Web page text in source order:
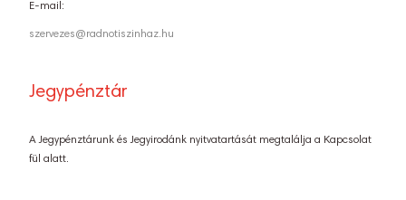
E-mail:
szervezes@radnotiszinhaz.hu
Jegypénztár
A Jegypénztárunk és Jegyirodánk nyitvatartását megtalálja a Kapcsolat
fül alatt.